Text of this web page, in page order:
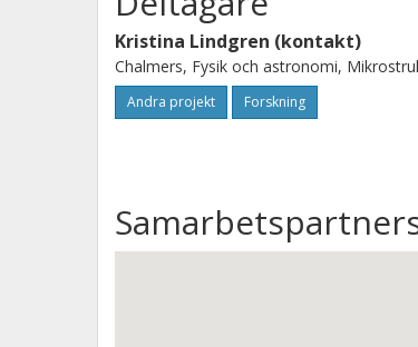
Kristina Lindgren (kontakt)
Chalmers, Fysik och astronomi,
Andra projekt Forskning